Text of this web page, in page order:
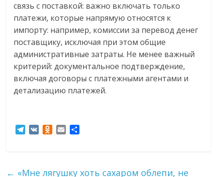
связь с поставкой: важно включать только
платежи, которые напрямую относятся к
импорту: например, комиссии за перевод денег
поставщику, исключая при этом общие
административные затраты. Не менее важный
критерий: документальное подтверждение,
включая договоры с платежными агентами и
детализацию платежей.
T
g
O
← «Мне лягушку хоть сахаром облепи, не